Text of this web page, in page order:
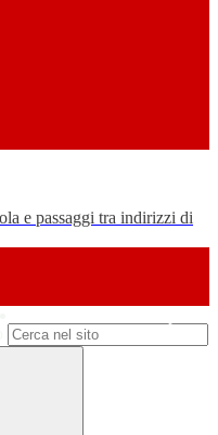
e passaggi tra indirizzi di